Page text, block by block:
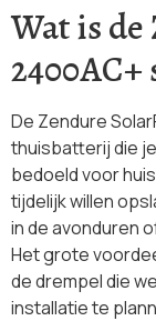
Wat is
De Zendure
thuisbatterij die
bedoeld voor
tijdelijk willen
in de avonduren
Het grote
de drempel die
installatie te